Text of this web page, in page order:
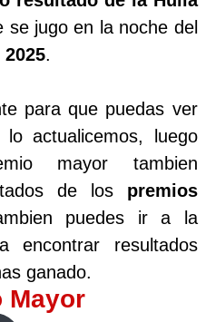
jugo en la noche del
.
para que puedas ver
actualicemos, luego
mayor tambien
de los premios
puedes ir a la
encontrar resultados
ganado.
Mayor